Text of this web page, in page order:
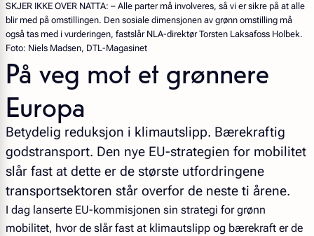
SKJER IKKE OVER NATTA: – Alle parter må involveres, så vi er sikre på at alle
blir med på omstillingen. Den sosiale dimensjonen av grønn omstilling må
også tas med i vurderingen, fastslår NLA-direktør Torsten Laksafoss Holbek.
Foto: Niels Madsen, DTL-Magasinet
På veg mot et grønnere
Europa
Betydelig reduksjon i klimautslipp. Bærekraftig
godstransport. Den nye EU-strategien for mobilitet
slår fast at dette er de største utfordringene
transportsektoren står overfor de neste ti årene.
I dag lanserte EU-kommisjonen sin strategi for grønn
mobilitet, hvor de slår fast at klimautslipp og bærekraft er de